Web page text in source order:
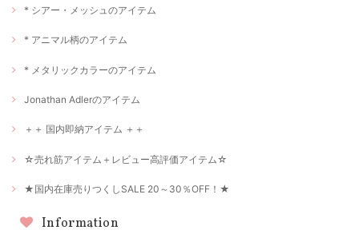
* シアー・メッシュのアイテム
* アニマル柄のアイテム
* メタリックカラーのアイテム
Jonathan Adlerのアイテム
＋＋ 国内即納アイテム ＋＋
☆売れ筋アイテム＋レビュー高評価アイテム☆
★国内在庫売りつくしSALE 20～30％OFF！★
Information